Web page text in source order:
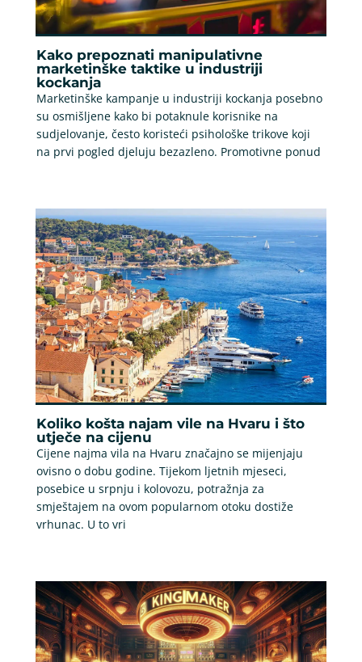
Kako prepoznati manipulativne
marketinške taktike u industriji
kockanja
Marketinške kampanje u industriji kockanja posebno
su osmišljene kako bi potaknule korisnike na
sudjelovanje, često koristeći psihološke trikove koji
na prvi pogled djeluju bezazleno. Promotivne ponud
Koliko košta najam vile na Hvaru i što
utječe na cijenu
Cijene najma vila na Hvaru značajno se mijenjaju
ovisno o dobu godine. Tijekom ljetnih mjeseci,
posebice u srpnju i kolovozu, potražnja za
smještajem na ovom popularnom otoku dostiže
vrhunac. U to vri